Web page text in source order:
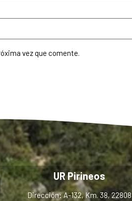
vez que comente.
UR Pirineos
Dirección: A-132, Km. 38, 22808